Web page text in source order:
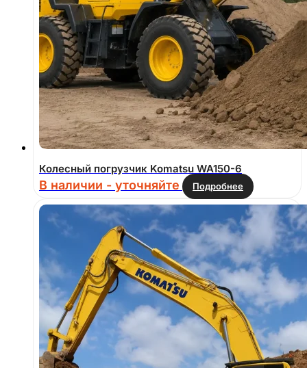
Колесный погрузчик Komatsu WA150-6
В наличии - уточняйте Подробнее